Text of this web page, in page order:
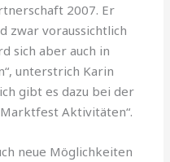
2007. Er
zwar voraussichtlich
sich aber auch in
unterstrich Karin
gibt es dazu bei der
Aktivitäten“.
neue Möglichkeiten